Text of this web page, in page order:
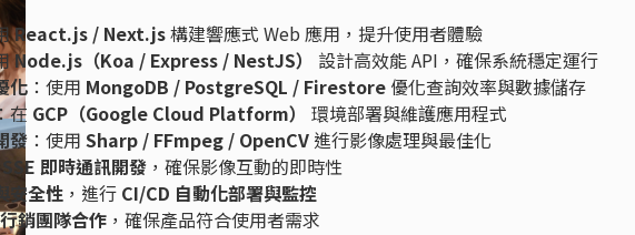
React.js / Next.js構建響應式 Web 應用，提升使用者體驗
Node.js（Koa / Express / NestJS）
設計高效能 API，確保系統穩定運行
化 ：使用 MongoDB / PostgreSQL / Firestore 優化查詢效率與數據儲存
在 GCP（Google Cloud Platform）
環境部署與維護應用程式
發 ：使用 Sharp / FFmpeg / OpenCV 進行影像處理與最佳化
即時通訊開發 ，確保影像互動的即時性
安全性 ，進行 CI/CD 自動化部署與監控
銷團隊合作 ，確保產品符合使用者需求